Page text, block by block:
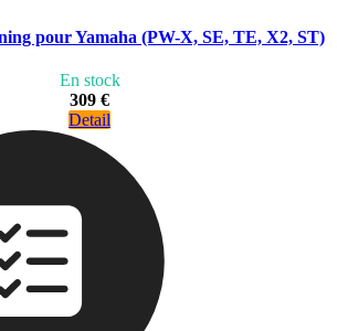
pour Yamaha (PW-X, SE, TE, X2, ST)
En stock
309 €
Detail